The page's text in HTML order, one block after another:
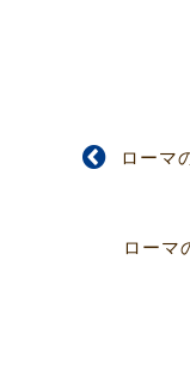
ローマ
ローマ